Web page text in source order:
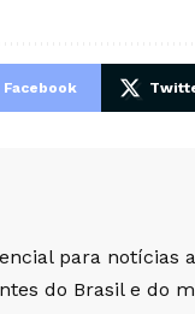
Facebook
para notícias
do Brasil e do